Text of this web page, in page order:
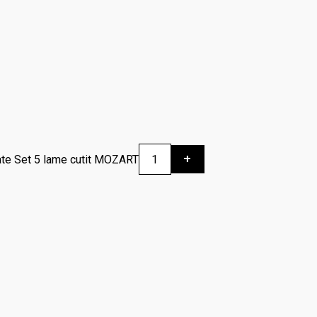
Set 5 lame cutit MOZART +